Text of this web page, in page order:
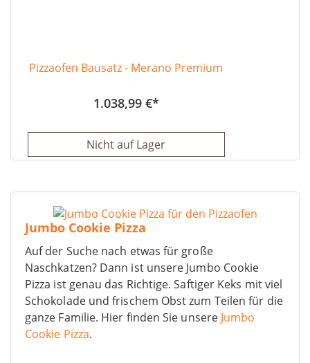
Pizzaofen Bausatz - Merano Premium
1.038,99 €
Nicht auf Lager
Jumbo Cookie Pizza
Auf der Suche nach etwas für große
Naschkatzen? Dann ist unsere Jumbo Cookie
Pizza ist genau das Richtige. Saftiger Keks mit viel
Schokolade und frischem Obst zum Teilen für die
ganze Familie. Hier finden Sie unsere Jumbo
Cookie Pizza.